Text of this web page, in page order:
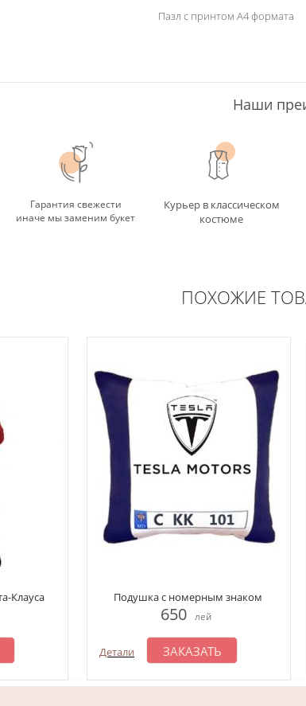
Пазл с принтом А4 формата
Наши
Гарантия свежести
иначе мы заменим букет
Курьер в классическом
костюме
ПОХОЖИЕ
Клауса Подушка с номерным знаком
650 лей
Детали ЗАКАЗАТЬ